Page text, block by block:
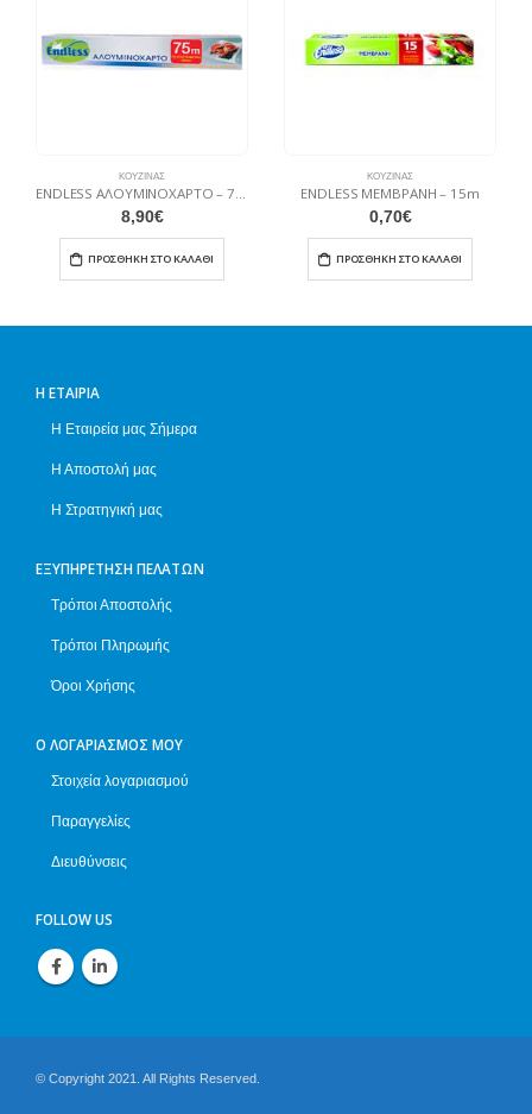
ΚΟΥΖΊΝΑΣ
ENDLESS ΑΛΟΥΜΙΝΟΧΑΡΤΟ – 75μ.
8,90€
ΠΡΟΣΘΉΚΗ ΣΤΟ ΚΑΛΆΘΙ
ΚΟΥΖΊΝΑΣ
ENDLESS ΜΕΜΒΡΑΝΗ – 15m
0,70€
ΠΡΟΣΘΉΚΗ ΣΤΟ ΚΑΛΆΘΙ
Η ΕΤΑΙΡΊΑ
Η Εταιρεία μας Σήμερα
Η Αποστολή μας
Η Στρατηγική μας
ΕΞΥΠΗΡΈΤΗΣΗ ΠΕΛΑΤΏΝ
Τρόποι Αποστολής
Τρόποι Πληρωμής
Όροι Χρήσης
Ο ΛΟΓΑΡΙΑΣΜΌΣ ΜΟΥ
Στοιχεία λογαριασμού
Παραγγελίες
Διευθύνσεις
FOLLOW US
© Copyright 2021. All Rights Reserved.